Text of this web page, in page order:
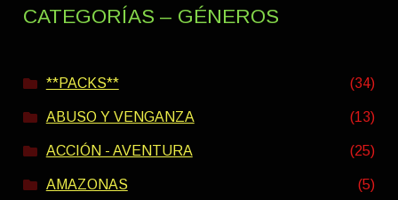
CATEGORÍAS – GÉNEROS
**PACKS** (34)
ABUSO Y VENGANZA (13)
ACCIÓN - AVENTURA (25)
AMAZONAS (5)